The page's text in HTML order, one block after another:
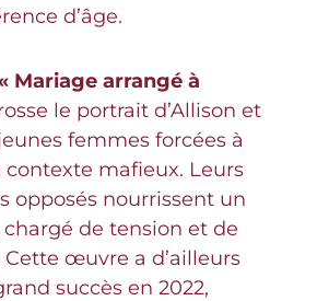
d’âge.
Mariage arrangé à
le portrait d’Allison et
femmes forcées à
contexte mafieux. Leurs
opposés nourrissent un
de tension et de
œuvre a d’ailleurs
succès en 2022,